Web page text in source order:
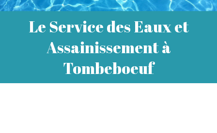
Le Service des Eaux et
Assainissement à
Tombeboeuf